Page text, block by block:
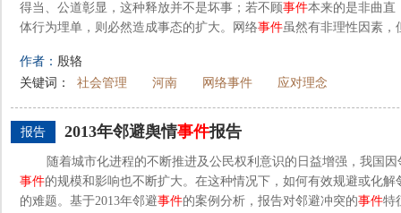
得当、公道彰显，这种释放并不是坏事；若不顾事件本来的是非曲直
体行为埋单，则必然造成事态的扩大。网络事件虽然有非理性因素，
作者： 殷辂
关键词：
社会管理 河南 网络事件 应对理念
报告 2013年邻避舆情事件报告
随着城市化进程的不断推进及公民权利意识的日益增强，我国
事件的规模和影响也不断扩大。在这种情况下，如何有效规避或化
的难题。基于2013年邻避事件的案例分析，报告对邻避冲突的事件特